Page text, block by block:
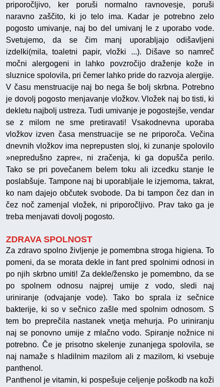
priporočljivo, ker poruši normalno ravnovesje, poruši
naravno zaščito, ki jo telo ima. Kadar je potrebno zelo
pogosto umivanje, naj bo del umivanj le z uporabo vode.
Svetujemo, da se čim manj uporabljajo odišavljeni
izdelki(mila, toaletni papir, vložki ...). Dišave so namreč
močni alergogeni in lahko povzročijo draženje kože in
sluznice spolovila, pri čemer lahko pride do razvoja alergije.
V času menstruacije naj bo nega še bolj skrbna. Potrebno
je dovolj pogosto menjavanje vložkov. Vložek naj bo tisti, ki
dekletu najbolj ustreza. Tudi umivanje je pogostejše, vendar
se z milom ne sme pretiravati! Vsakodnevna uporaba
vložkov izven časa menstruacije se ne priporoča. Večina
dnevnih vložkov ima neprepusten sloj, ki zunanje spolovilo
»nepredušno zapre«, ni zračenja, ki ga dopušča perilo.
Tako se pri povečanem belem toku ali izcedku stanje le
poslabšuje. Tampone naj bi uporabljale le izjemoma, takrat,
ko nam dajejo občutek svobode. Da bi tampon čez dan in
čez noč zamenjal vložek, ni priporočljivo. Prav tako ga je
treba menjavati dovolj pogosto.
ZDRAVA SPOLNOST
Za zdravo spolno življenje je pomembna stroga higiena. To
pomeni, da se morata dekle in fant pred spolnimi odnosi in
po njih skrbno umiti! Za dekle/žensko je pomembno, da se
po spolnem odnosu najprej umije z vodo, sledi naj
uriniranje (odvajanje vode). Tako bo sprala iz sečnice
bakterije, ki so v sečnico zašle med spolnim odnosom. S
tem bo preprečila nastanek vnetja mehurja. Po uriniranju
naj se ponovno umije z mlačno vodo. Spiranje nožnice ni
potrebno. Če je prisotno skelenje zunanjega spolovila, se
naj namaže s hladilnim mazilom ali z mazilom, ki vsebuje
panthenol.
Panthenol je vitamin, ki pospešuje celjenje poškodb na koži